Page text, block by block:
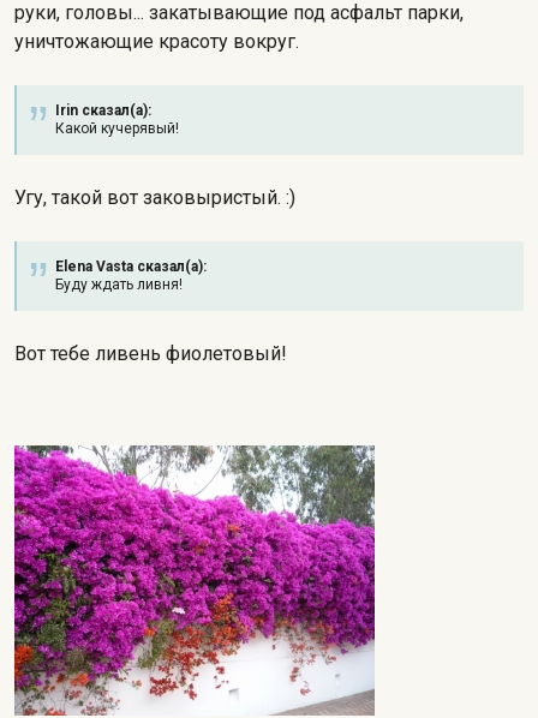
руки, головы... закатывающие под асфальт парки,
уничтожающие красоту вокруг.
Irin сказал(а):
Какой кучерявый!
Угу, такой вот заковыристый. :)
Elena Vasta сказал(а):
Буду ждать ливня!
Вот тебе ливень фиолетовый!